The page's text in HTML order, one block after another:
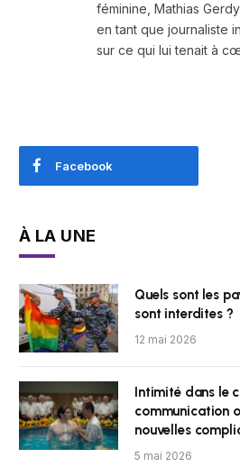
féminine, Mathias
en tant que journaliste
sur ce qui lui tenait à
Facebook
À LA UNE
Quels sont les
sont interdites ?
12 mai 2026
Intimité dans le
communication
nouvelles
5 mai 2026